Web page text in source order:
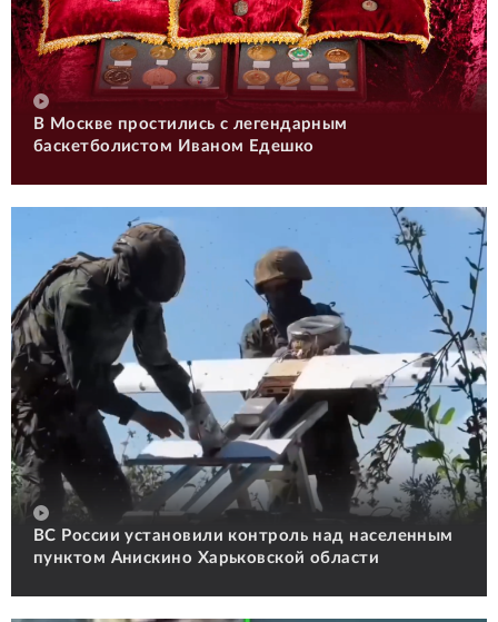
В Москве простились с легендарным
баскетболистом Иваном Едешко
ВС России установили контроль над населенным
пунктом Анискино Харьковской области